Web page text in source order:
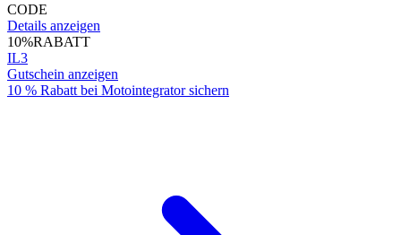
CODE
Details anzeigen
10%RABATT
IL3
Gutschein anzeigen
10 % Rabatt bei Motointegrator sichern